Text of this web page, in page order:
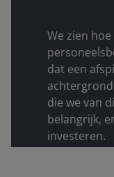
We zien
dat een
die we van
belangrijk,
investeren.